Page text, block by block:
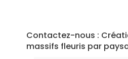
Contactez-nous :
massifs fleuris par